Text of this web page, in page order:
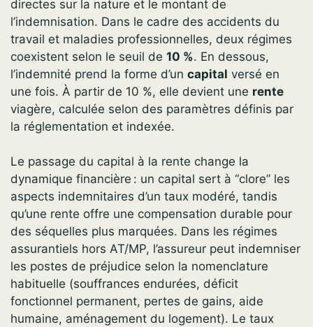
directes sur la nature et le montant de
l’indemnisation. Dans le cadre des accidents du
travail et maladies professionnelles, deux régimes
coexistent selon le seuil de 10 %. En dessous,
l’indemnité prend la forme d’un capital versé en
une fois. À partir de 10 %, elle devient une rente
viagère, calculée selon des paramètres définis par
la réglementation et indexée.
Le passage du capital à la rente change la
dynamique financière : un capital sert à “clore” les
aspects indemnitaires d’un taux modéré, tandis
qu’une rente offre une compensation durable pour
des séquelles plus marquées. Dans les régimes
assurantiels hors AT/MP, l’assureur peut indemniser
les postes de préjudice selon la nomenclature
habituelle (souffrances endurées, déficit
fonctionnel permanent, pertes de gains, aide
humaine, aménagement du logement). Le taux